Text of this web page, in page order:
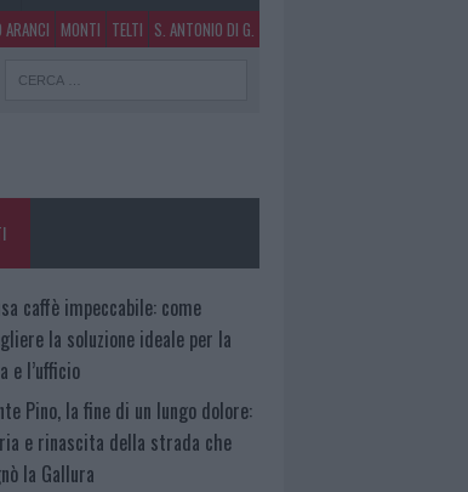
ARANCI MONTI TELTI S. ANTONIO DI G.
caffè impeccabile: come
la soluzione ideale per la
e l’ufficio
Pino, la fine di un lungo dolore:
e rinascita della strada che
la Gallura